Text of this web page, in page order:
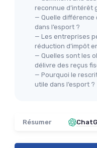
reconnue d’intérêt
— Quelle différence
dans l’esport ?
— Les entreprises
réduction d’impôt
— Quelles sont les
délivre des reçus
— Pourquoi le
utile dans l’esport ?
Résumer